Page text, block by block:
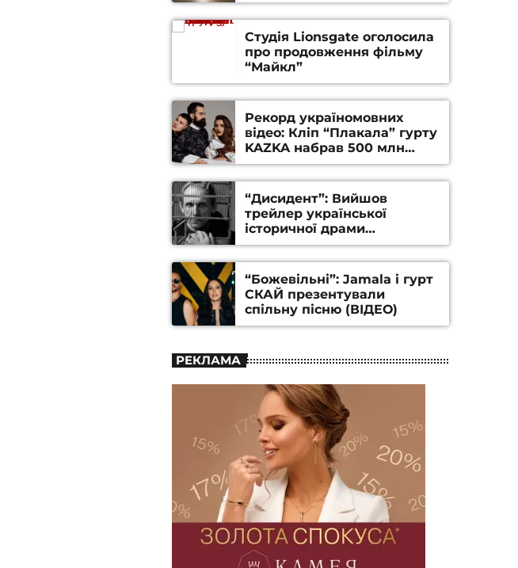
Студія Lionsgate оголосила
про продовження фільму
“Майкл”
Рекорд україномовних
відео: Кліп “Плакала” гурту
KAZKA набрав 500 млн
переглядів на YouTube
“Дисидент”: Вийшов
трейлер української
історичної драми
Станіслава Гуренка та
Андрія Алфьорова (ВІДЕО)
“Божевільні”: Jamala і гурт
СКАЙ презентували
спільну пісню (ВІДЕО)
РЕКЛАМА